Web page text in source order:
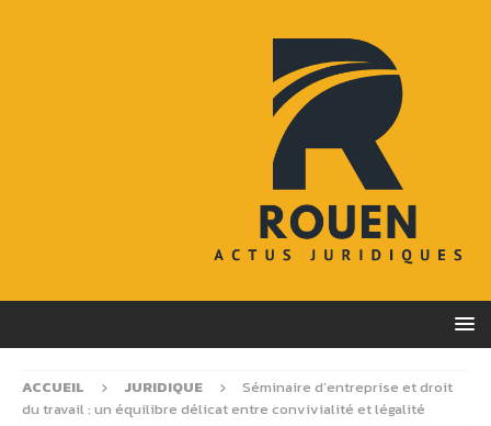
ACCUEIL JURIDIQUE
Séminaire d’entreprise et droit
du travail : un équilibre délicat entre convivialité et légalité